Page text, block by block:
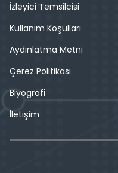
İzleyici Temsilcisi
Kullanım Koşulları
Aydınlatma Metni
Çerez Politikası
Biyografi
İletişim